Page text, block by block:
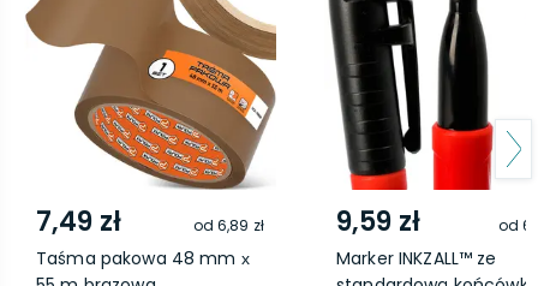
7,49 zł od6,89 zł
Taśma pakowa 48 mm х
9,59 zł od
Marker INKZALL™ ze